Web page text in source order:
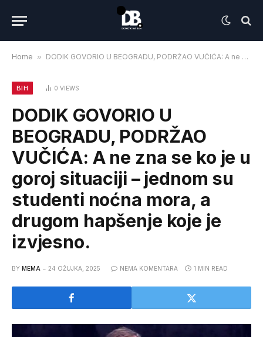
Home » DODIK GOVORIO U BEOGRADU, PODRŽAO VUČIĆA: A ne zna se ko je u goroj situaciji – jednom su studenti noćna mora, a drugom hapšenje koje je izvjesno.
BIH 0 VIEWS
DODIK GOVORIO U
BEOGRADU, PODRŽAO
VUČIĆA: A ne zna se ko je u
goroj situaciji – jednom su
studenti noćna mora, a
drugom hapšenje koje je
izvjesno.
BY MEMA 24 OŽUJKA, 2025 NEMA KOMENTARA 1 MIN READ